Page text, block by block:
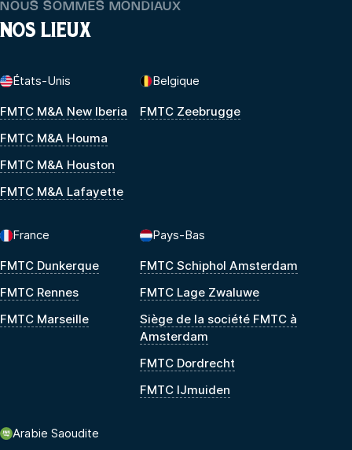
NOUS SOMMES MONDIAUX
NOS LIEUX
États-Unis
FMTC M&A New Iberia
FMTC M&A Houma
FMTC M&A Houston
FMTC M&A Lafayette
Belgique
FMTC Zeebrugge
France
FMTC Dunkerque
FMTC Rennes
FMTC Marseille
Pays-Bas
FMTC Schiphol Amsterdam
FMTC Lage Zwaluwe
Siège de la société FMTC à
Amsterdam
FMTC Dordrecht
FMTC IJmuiden
Arabie Saoudite